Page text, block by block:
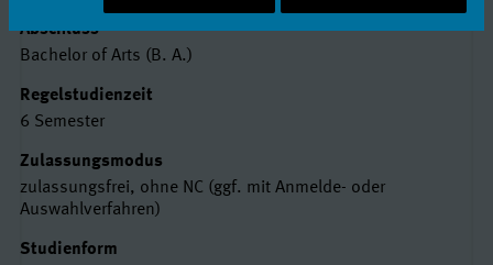
Basisdaten
Abschluss
Bachelor of Arts (B. A.)
Regelstudienzeit
6 Semester
Zulassungsmodus
zulassungsfrei, ohne NC (ggf. mit Anmelde- oder
Auswahlverfahren)
Studienform